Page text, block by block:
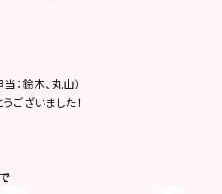
：鈴木、丸山）
ございました！